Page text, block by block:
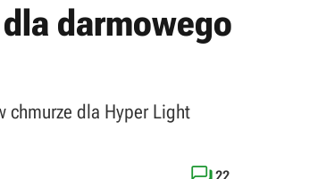
darmowego
chmurze dla Hyper Light